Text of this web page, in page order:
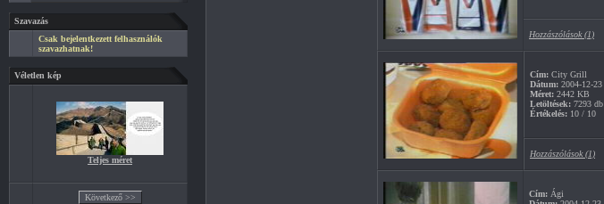
Szavazás
Csak bejelentkezett felhasználók
szavazhatnak!
Véletlen kép
Teljes méret
Hozzászólások (1)
Cím: City Grill
Dátum: 2004-12-23
Méret: 2442 KB
Letöltések: 7293 db
Értékelés: 10 / 10
Hozzászólások (1)
Cím: Ági